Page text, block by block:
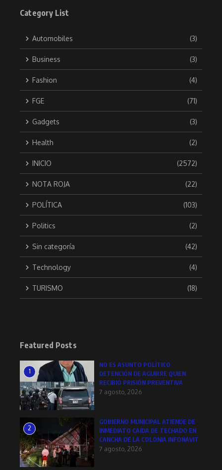
Category List
Automobiles (3)
Business (3)
Fashion (4)
FGE (71)
Gadgets (3)
Health (2)
INICIO (2572)
NOTA ROJA (22)
POLÍTICA (103)
Politics (2)
Sin categoría (42)
Technology (4)
TURISMO (18)
Featured Posts
1
NO ES ASUNTO POLÍTICO
DETENCIÓN DE AGUIRRE QUIEN
RECIBIÓ PRISIÓN PREVENTIVA
7 agosto, 2026
2
GOBIERNO MUNICIPAL ATIENDE DE
INMEDIATO CAÍDA DE TECHADO EN
CANCHA DE LA COLONIA INFONAVIT
7 agosto, 2026